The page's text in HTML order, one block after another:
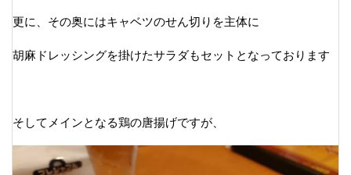
更に、その奥にはキャベツのせん切りを主体に
胡麻ドレッシングを掛けたサラダもセットとなっております
そしてメインとなる鶏の唐揚げですが、